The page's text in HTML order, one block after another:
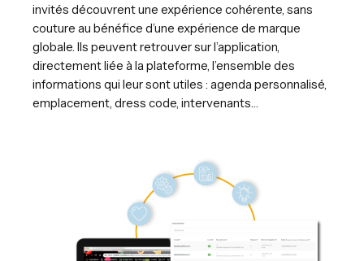
invités découvrent une expérience cohérente, sans
couture au bénéfice d’une expérience de marque
globale. Ils peuvent retrouver sur l’application,
directement liée à la plateforme, l’ensemble des
informations qui leur sont utiles : agenda personnalisé,
emplacement, dress code, intervenants…